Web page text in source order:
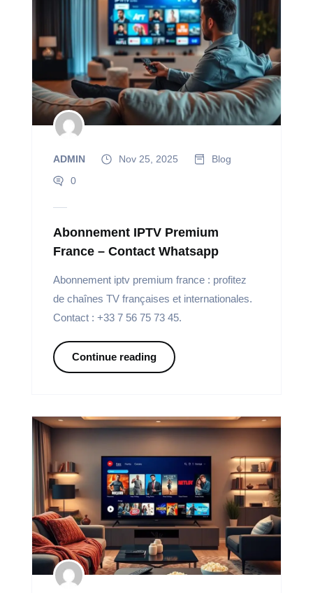
ADMIN Nov 25, 2025
Blog
0
Abonnement IPTV Premium
France – Contact Whatsapp
Abonnement iptv premium france : profitez
de chaînes TV françaises et internationales.
Contact : +33 7 56 75 73 45.
Continue reading